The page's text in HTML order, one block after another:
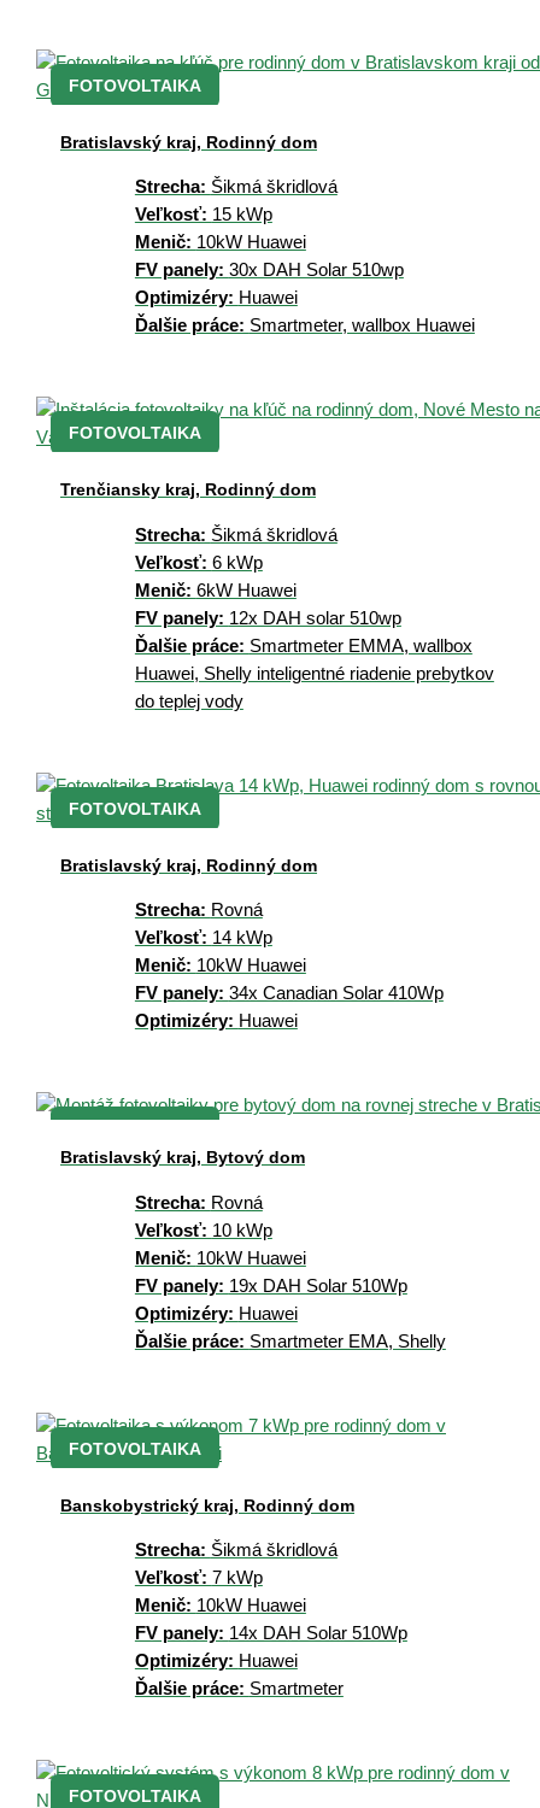
byrokracie.
FOTOVOLTAIKA
Bratislavský kraj, Rodinný dom
Strecha: Šikmá škridlová
Veľkosť: 15 kWp
Menič: 10kW Huawei
FV panely: 30x DAH Solar 510wp
Optimizéry: Huawei
Ďalšie práce: Smartmeter, wallbox Huawei
FOTOVOLTAIKA
Trenčiansky kraj, Rodinný dom
Strecha: Šikmá škridlová
Veľkosť: 6 kWp
Menič: 6kW Huawei
FV panely: 12x DAH solar 510wp
Ďalšie práce: Smartmeter EMMA, wallbox
Huawei, Shelly inteligentné riadenie prebytkov
do teplej vody
FOTOVOLTAIKA
Bratislavský kraj, Rodinný dom
Strecha: Rovná
Veľkosť: 14 kWp
Menič: 10kW Huawei
FV panely: 34x Canadian Solar 410Wp
Optimizéry: Huawei
Bratislavský kraj, Bytový dom
Strecha: Rovná
Veľkosť: 10 kWp
Menič: 10kW Huawei
FV panely: 19x DAH Solar 510Wp
Optimizéry: Huawei
Ďalšie práce: Smartmeter EMA, Shelly
FOTOVOLTAIKA
Banskobystrický kraj, Rodinný dom
Strecha: Šikmá škridlová
Veľkosť: 7 kWp
Menič: 10kW Huawei
FV panely: 14x DAH Solar 510Wp
Optimizéry: Huawei
Ďalšie práce: Smartmeter
FOTOVOLTAIKA